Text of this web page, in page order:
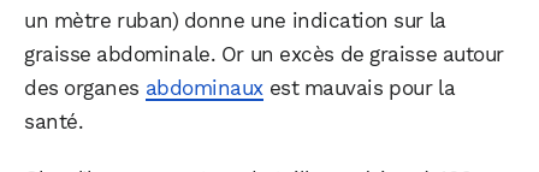
un mètre ruban) donne une indication sur la
graisse abdominale. Or un excès de graisse autour
des organes abdominauxest mauvais pour la
santé.